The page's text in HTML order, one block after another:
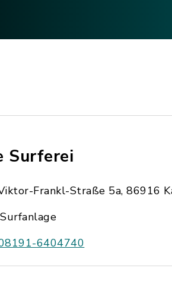
Surferei
Frankl-Straße 5a, 86916
6404740